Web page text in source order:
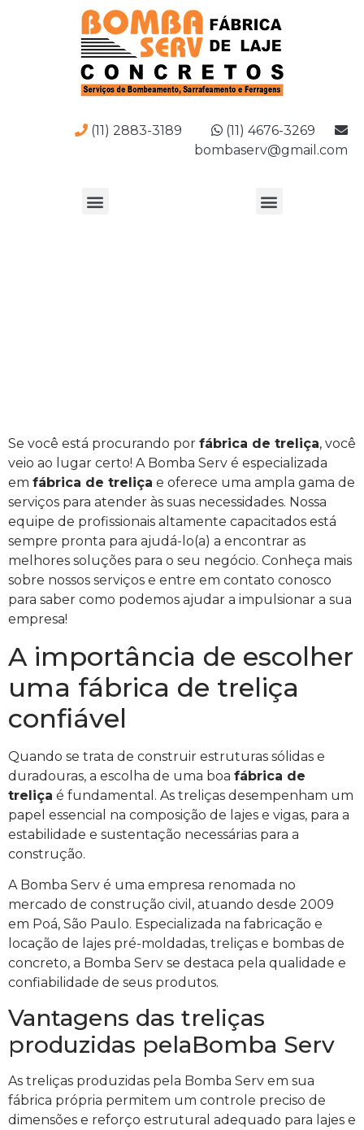
(11) 2883-3189
(11) 4676-3269
bombaserv@gmail.com
Se você está procurando por fábrica de treliça, você
veio ao lugar certo! A Bomba Serv é especializada
em fábrica de treliça e oferece uma ampla gama de
serviços para atender às suas necessidades. Nossa
equipe de profissionais altamente capacitados está
sempre pronta para ajudá-lo(a) a encontrar as
melhores soluções para o seu negócio. Conheça mais
sobre nossos serviços e entre em contato conosco
para saber como podemos ajudar a impulsionar a sua
empresa!
A importância de escolher
uma fábrica de treliça
confiável
Quando se trata de construir estruturas sólidas e
duradouras, a escolha de uma boa fábrica de
treliça é fundamental. As treliças desempenham um
papel essencial na composição de lajes e vigas, para a
estabilidade e sustentação necessárias para a
construção.
A Bomba Serv é uma empresa renomada no
mercado de construção civil, atuando desde 2009
em Poá, São Paulo. Especializada na fabricação e
locação de lajes pré-moldadas, treliças e bombas de
concreto, a Bomba Serv se destaca pela qualidade e
confiabilidade de seus produtos.
Vantagens das treliças
produzidas pelaBomba Serv
As treliças produzidas pela Bomba Serv em sua
fábrica própria permitem um controle preciso de
dimensões e reforço estrutural adequado para lajes e